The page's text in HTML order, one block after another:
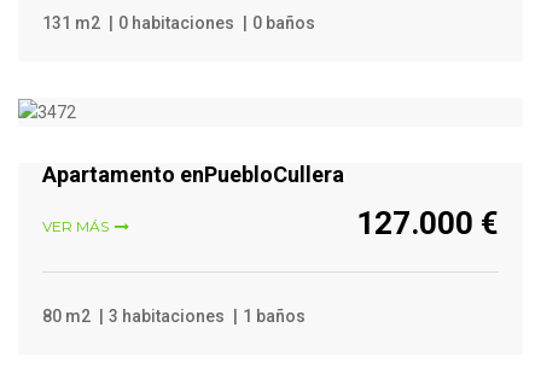
131 m2 0 habitaciones 0 baños
Apartamento enPuebloCullera
VER MÁS 127.000 €
80 m2 3 habitaciones 1 baños